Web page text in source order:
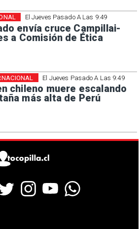
El Jueves Pasado A Las 9:49
envía cruce Campillai-
a Comisión de Ética
El Jueves Pasado A Las 9:49
chileno muere escalando
más alta de Perú